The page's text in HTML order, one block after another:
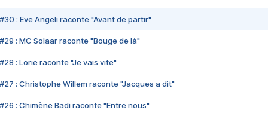
#30 : Eve Angeli raconte "Avant de partir"
#29 : MC Solaar raconte "Bouge de là"
#28 : Lorie raconte "Je vais vite"
#27 : Christophe Willem raconte "Jacques a dit"
#26 : Chimène Badi raconte "Entre nous"